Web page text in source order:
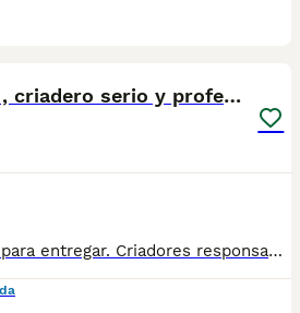
Bichon Maltes toy , criadero serio y profesional
Cachorros disponibles para entregar. Criadores responsables y profesionales. Desconfía de precios económicos , compraventas y demás . En nuestro criadero puedes ver a los ejemplares con sus padres y conocer dónde y cómo los criamos. Es muy importante . WEB altodelpago.es Tlf 679 67 30 10